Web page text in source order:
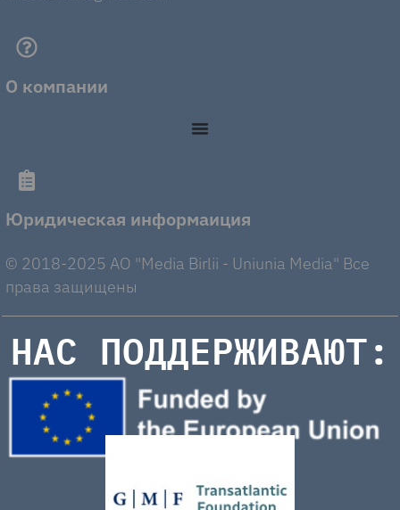
О компании
Юридическая информаиция
© 2018-2025 AO "Media Birlii - Uniunia Media" Все
права защищены
НАС ПОДДЕРЖИВАЮТ: